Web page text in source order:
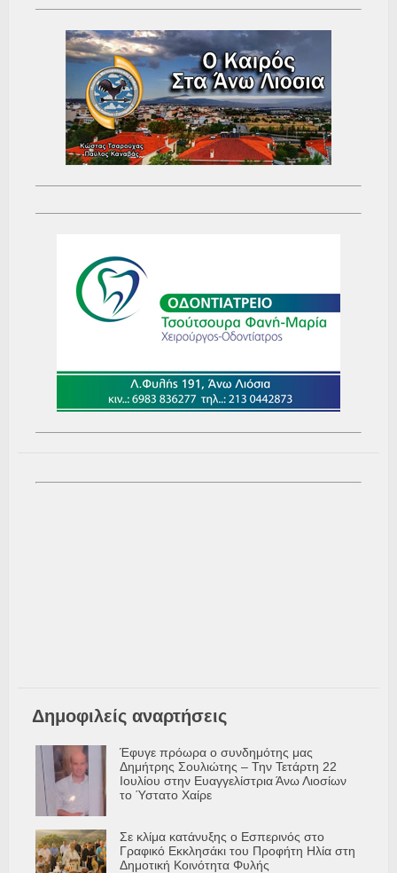
Δημοφιλείς αναρτήσεις
Έφυγε πρόωρα ο συνδημότης μας
Δημήτρης Σουλιώτης – Την Τετάρτη 22
Ιουλίου στην Ευαγγελίστρια Άνω Λιοσίων
το Ύστατο Χαίρε
Σε κλίμα κατάνυξης ο Εσπερινός στο
Γραφικό Εκκλησάκι του Προφήτη Ηλία στη
Δημοτική Κοινότητα Φυλής